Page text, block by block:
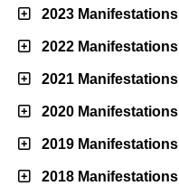
2023 Manifestations
2022 Manifestations
2021 Manifestations
2020 Manifestations
2019 Manifestations
2018 Manifestations